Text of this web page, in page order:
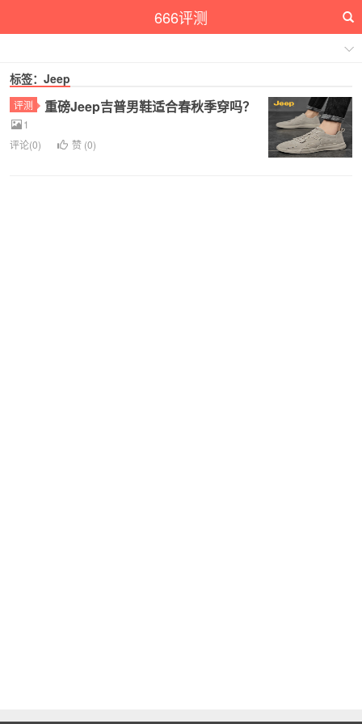
666评测
标签：Jeep
评测 重磅Jeep吉普男鞋适合春秋季穿吗？
1
评论(0)
赞 (0)